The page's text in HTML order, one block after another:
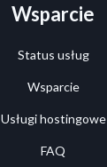
Wsparcie
Status usług
Wsparcie
Usługi hostingowe
FAQ